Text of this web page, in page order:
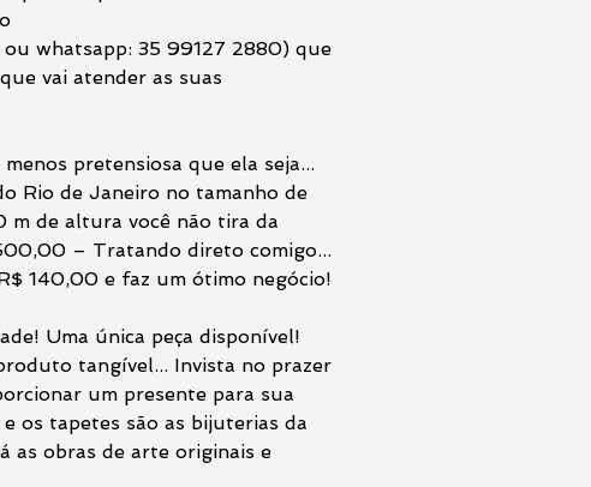
ou whatsapp: 35 99127 2880) que
vai atender as suas
pretensiosa que ela seja...
Rio de Janeiro no tamanho de
de altura você não tira da
– Tratando direto comigo...
140,00 e faz um ótimo negócio!
Uma única peça disponível!
tangível... Invista no prazer
um presente para sua
os tapetes são as bijuterias da
as obras de arte originais e